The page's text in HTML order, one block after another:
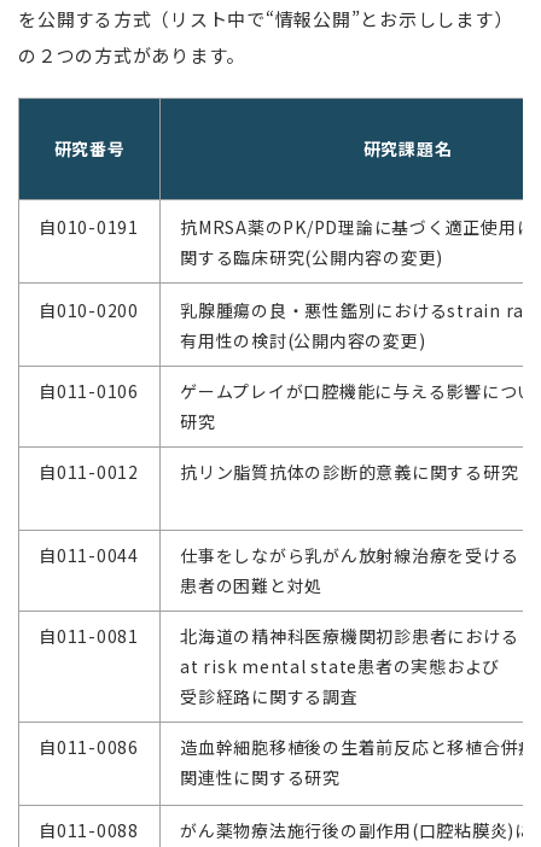
を公開する方式（リスト中で“情報公開”とお示しします）
の２つの方式があります。
研究番号 研究課題名
自010-0191
抗MRSA薬のPK/PD理論に基づく適正使用に
関する臨床研究(公開内容の変更)
自010-0200
乳腺腫瘍の良・悪性鑑別におけるstrain
有用性の検討(公開内容の変更)
自011-0106
ゲームプレイが口腔機能に与える影響につい
研究
自011-0012 抗リン脂質抗体の診断的意義に関する研究
自011-0044
仕事をしながら乳がん放射線治療を受ける
患者の困難と対処
自011-0081
北海道の精神科医療機関初診患者における
at risk mental state患者の実態および
受診経路に関する調査
自011-0086
造血幹細胞移植後の生着前反応と移植合併症
関連性に関する研究
自011-0088
がん薬物療法施行後の副作用(口腔粘膜炎)に